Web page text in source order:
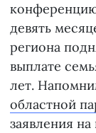
девять
региона
выплате
лет.
областной
заявления